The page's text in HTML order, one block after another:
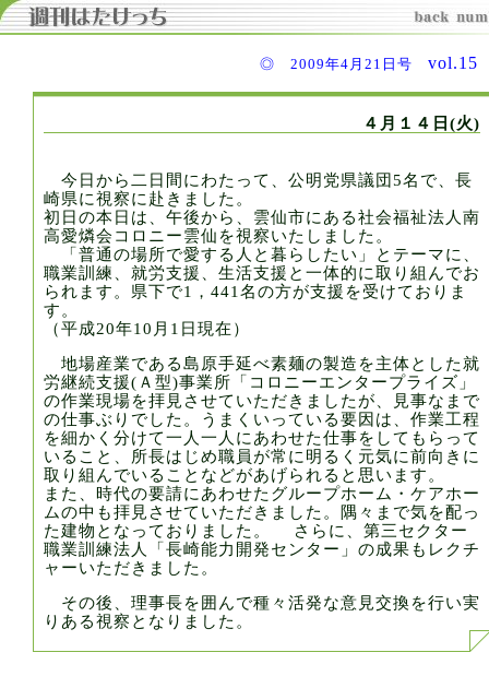
◎ 2009年4月21日号
４月１４日(火)
今日から二日間にわたって、公明党県議団5名で、長
崎県に視察に赴きました。
初日の本日は、午後から、雲仙市にある社会福祉法人南
高愛燐会コロニー雲仙を視察いたしました。
「普通の場所で愛する人と暮らしたい」とテーマに、
職業訓練、就労支援、生活支援と一体的に取り組んでお
られます。県下で1，441名の方が支援を受けておりま
す。
（平成20年10月1日現在）
地場産業である島原手延べ素麺の製造を主体とした就
労継続支援(Ａ型)事業所「コロニーエンタープライズ」
の作業現場を拝見させていただきましたが、見事なまで
の仕事ぶりでした。うまくいっている要因は、作業工程
を細かく分けて一人一人にあわせた仕事をしてもらって
いること、所長はじめ職員が常に明るく元気に前向きに
取り組んでいることなどがあげられると思います。
また、時代の要請にあわせたグループホーム・ケアホー
ムの中も拝見させていただきました。隅々まで気を配っ
た建物となっておりました。 さらに、第三セクター
職業訓練法人「長崎能力開発センター」の成果もレクチ
ャーいただきました。
その後、理事長を囲んで種々活発な意見交換を行い実
りある視察となりました。